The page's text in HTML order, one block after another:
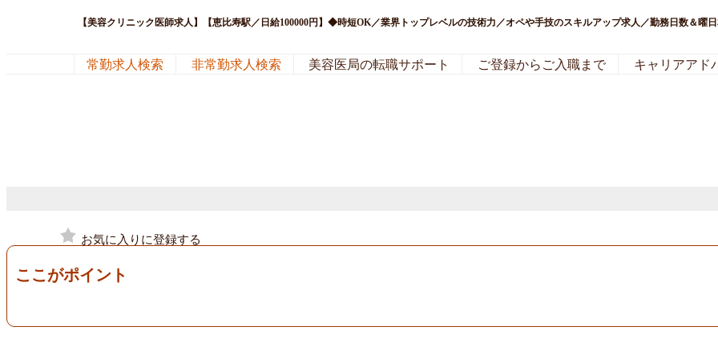
【美容クリニック医師求人】【恵比寿駅／日給100000円】◆時短OK／業界トップレベルの技術力／オペや手技のスキルアップ求人／勤務日数＆曜
常勤求人検索 非常勤求人検索 美容医局の転職サポート ご登録からご入職まで キャリアアド
お気に入りに登録する
ここがポイント